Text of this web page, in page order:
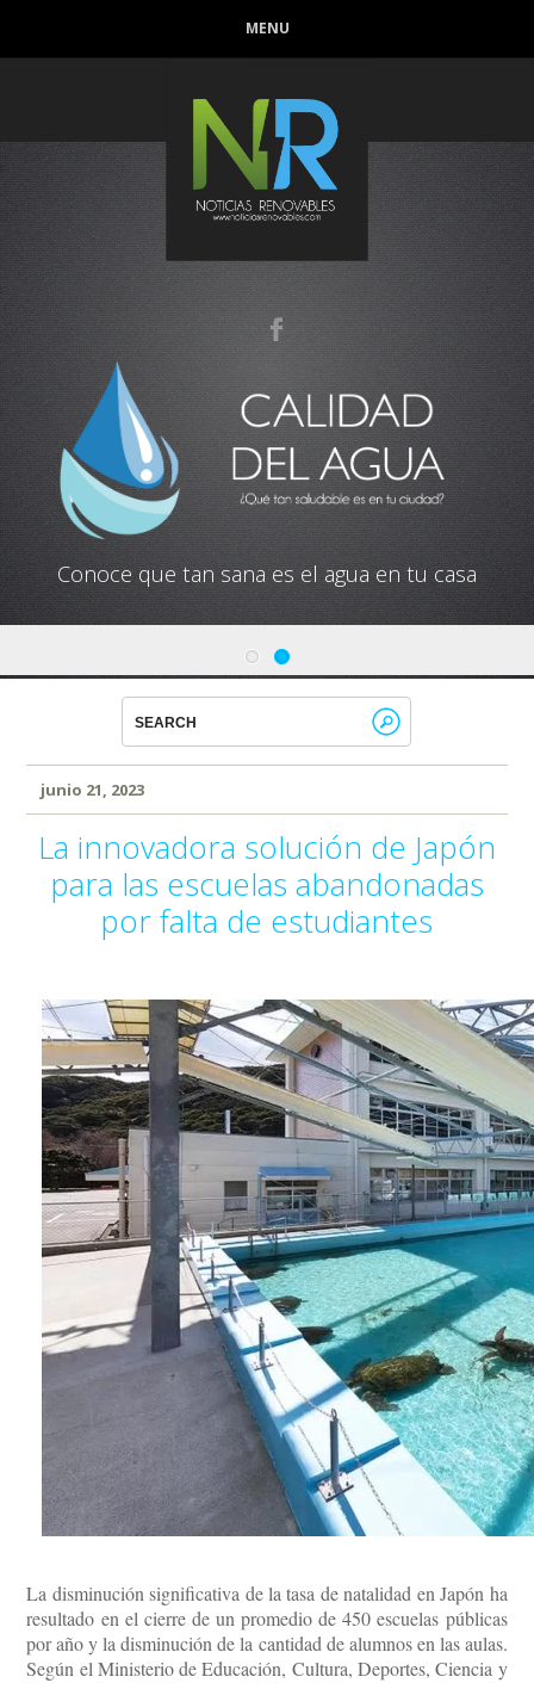
MENU
Conoce que tan sana es el agua en tu casa
Conoce cual es el mejor calentador solar de
México
Conoce que tan sana es el agua en tu casa
Conoce cual es el mejor calentador solar de
México
junio 21, 2023
La innovadora solución de Japón
para las escuelas abandonadas
por falta de estudiantes
La disminución significativa de la tasa de natalidad en Japón ha
resultado en el cierre de un promedio de 450 escuelas públicas
por año y la disminución de la cantidad de alumnos en las aulas.
Según el Ministerio de Educación, Cultura, Deportes, Ciencia y